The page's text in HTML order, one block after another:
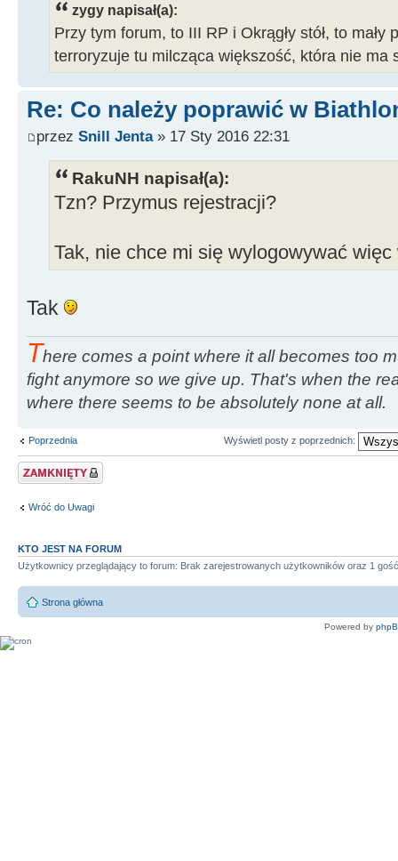
zygy napisał(a):
Przy tym forum, to III RP i Okrągły stół, to
terroryzuje tu milcząca większość, która nie ma
Re: Co należy poprawić w
przez Snill Jenta» 17 Sty 2016 22:31
RakuNH napisał(a):
Tzn? Przymus rejestracji?
Tak, nie chce mi się wylogowywać
Tak
There comes a point where it all becomes too
fight anymore so we give up. That's when the
where there seems to be absolutely none at all.
Poprzednia Wyświetl posty z poprzednich:
Zablokowany temat
Wróć do Uwagi
KTO JEST NA FORUM
Użytkownicy przeglądający to forum: Brak zarejestrowanych użytkowników oraz 1 gość
Strona główna
Powered by